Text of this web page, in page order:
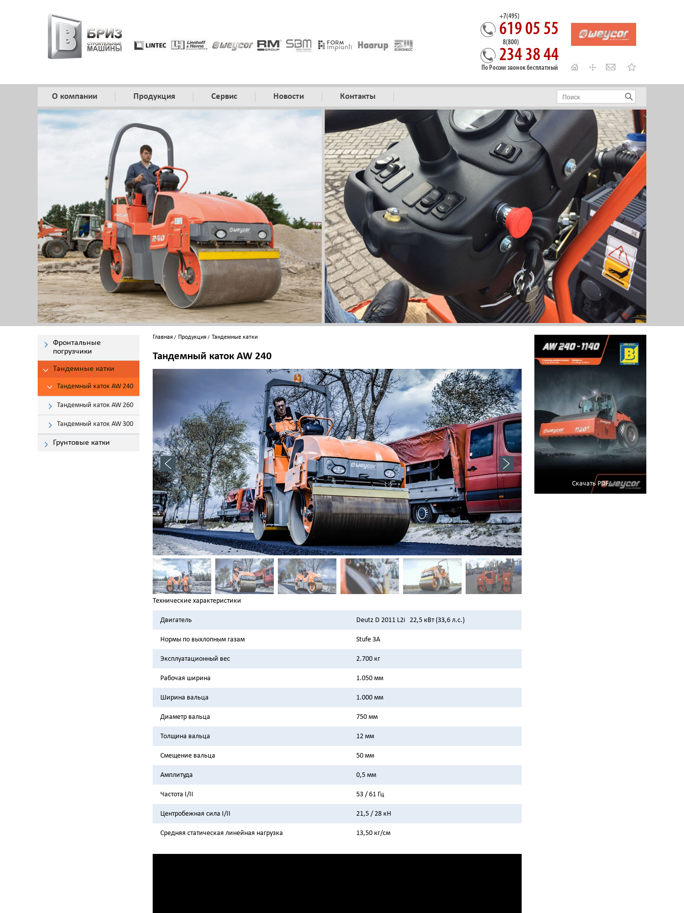
+7(495)
619 05 55
8(800)
234 38 44
По России звонок бесплатный
О компании Продукция Сервис Новости Контакты
Фронтальные
погрузчики
Тандемные катки
Тандемный каток AW 240
Тандемный каток AW 260
Тандемный каток AW 300
Грунтовые катки
Скачать PDF
Главная Продукция Тандемные катки
Тандемный каток AW 240
Технические характеристики
Двигатель Deutz D 2011 L2i 22,5 кВт (33,6 л.с.)
Нормы по выхлопным газам Stufe 3A
Эксплуатационный вес 2.700 кг
Рабочая ширина 1.050 мм
Ширина вальца 1.000 мм
Диаметр вальца 750 мм
Толщина вальца 12 мм
Смещение вальца 50 мм
Амплитуда 0,5 мм
Частота I/II 53 / 61 Гц
Центробежная сила I/II 21,5 / 28 кН
Средняя статическая линейная нагрузка 13,50 кг/см